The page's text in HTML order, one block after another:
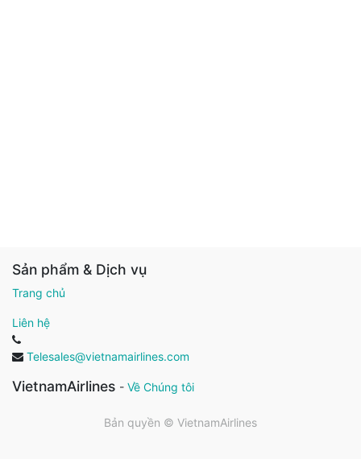
Sản phẩm & Dịch vụ
Trang chủ
Liên hệ
Telesales@vietnamairlines.com
VietnamAirlines - Về Chúng tôi
Bản quyền © VietnamAirlines